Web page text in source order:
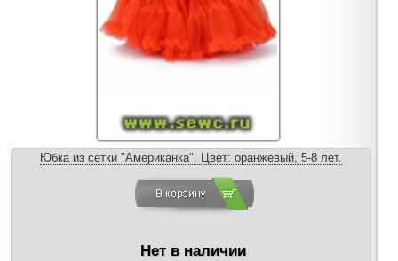
Юбка из сетки "Американка". Цвет: оранжевый, 5-8 лет.
Нет в наличии